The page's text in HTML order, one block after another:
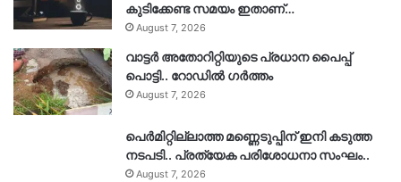
കുടിക്കേണ്ട സമയം ഇതാണ്…
August 7, 2026
വാട്ടർ അതോറിറ്റിയുടെ പ്രധാന പൈപ്പ്
പൊട്ടി.. റോഡിൽ ഗർത്തം
August 7, 2026
പെർമിറ്റില്ലാത്ത മണ്ണെടുപ്പിന് ഇനി കടുത്ത
നടപടി.. പ്രത്യേക പരിശോധനാ സംഘം..
August 7, 2026